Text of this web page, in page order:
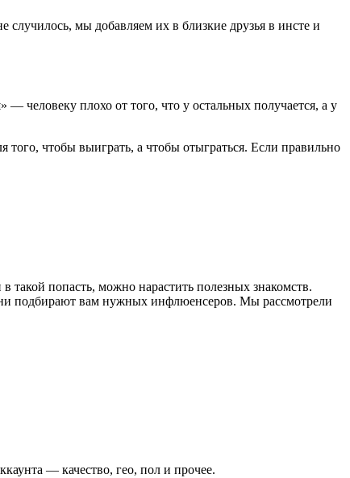
случилось, мы добавляем их в близкие друзья в инсте и
человеку плохо от того, что у остальных получается, а у
того, чтобы выиграть, а чтобы отыграться. Если правильно
попасть, можно нарастить полезных знакомств.
подбирают вам нужных инфлюенсеров. Мы рассмотрели
— качество, гео, пол и прочее.